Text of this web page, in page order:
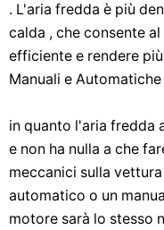
. L'aria fredda è più
calda , che consente
efficiente e rendere
Manuali e Automatiche
in quanto l'aria fredda
e non ha nulla a che
meccanici sulla
automatico o un
motore sarà lo stesso